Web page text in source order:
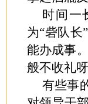
时间一
为“砦队长
能办成事
般不收礼
有些事